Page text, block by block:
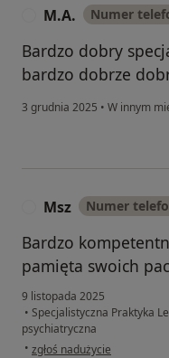
M.A. Numer
Bardzo dobry
bardzo dobrze
3 grudnia 2025 • W innym
Msz Numer
Bardzo
pamięta swoich
9 listopada 2025
• Specjalistyczna Praktyka
psychiatryczna
• w opinii użytkownika Msz
zgłoś nadużycie